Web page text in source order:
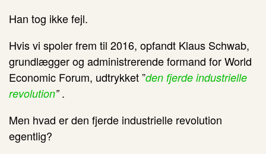
Han tog ikke fejl.
Hvis vi spoler frem til 2016, opfandt Klaus Schwab,
grundlægger og administrerende formand for World
Economic Forum, udtrykket ”den fjerde industrielle
revolution”.
Men hvad er den fjerde industrielle revolution
egentlig?